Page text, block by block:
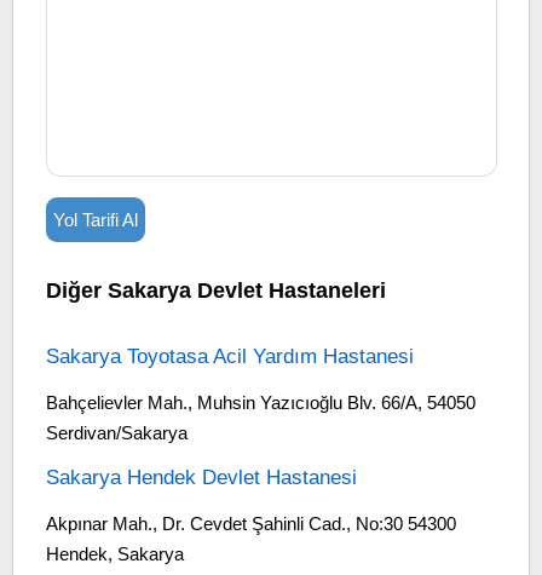
Yol Tarifi Al
Diğer Sakarya Devlet Hastaneleri
Sakarya Toyotasa Acil Yardım Hastanesi
Bahçelievler Mah., Muhsin Yazıcıoğlu Blv. 66/A, 54050
Serdivan/Sakarya
Sakarya Hendek Devlet Hastanesi
Akpınar Mah., Dr. Cevdet Şahinli Cad., No:30 54300
Hendek, Sakarya